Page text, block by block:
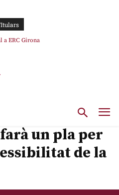
a ERC Girona
un pla per
de la